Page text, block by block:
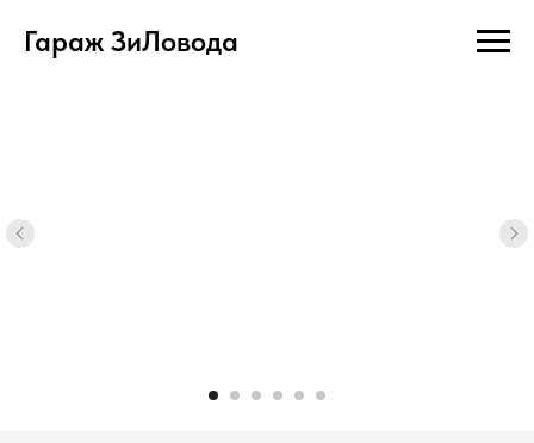
Гараж ЗиЛовода